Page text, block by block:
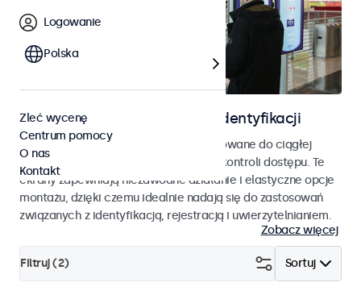
Ekrany do kontroli dostępu i identyfikacji
Monitory i ekrany dotykowe zaprojektowane do ciągłej
pracy i płynnej integracji z systemami kontroli dostępu. Te
ekrany zapewniają niezawodne działanie i elastyczne opcje
montażu, dzięki czemu idealnie nadają się do zastosowań
związanych z identyfikacją, rejestracją i uwierzytelnianiem.
Zobacz więcej
Sortuj
Filtruj (2)
Logowanie
Polska
Zleć wycenę
Centrum pomocy
O nas
Kontakt